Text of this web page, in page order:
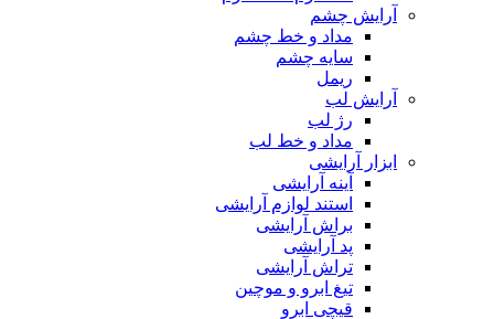
آرایش چشم
مداد و خط چشم
سایه چشم
ریمل
آرایش لب
رژ لب
مداد و خط لب
ابزار آرایشی
آینه آرایشی
استند لوازم آرایشی
براش آرایشی
پد آرایشی
تراش آرایشی
تیغ ابرو و موچین
قیچی ابرو